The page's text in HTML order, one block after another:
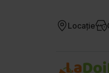
Locație